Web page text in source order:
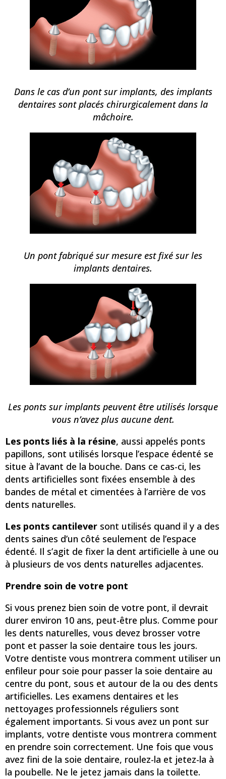
Dans le cas d’un pont sur implants, des implants
dentaires sont placés chirurgicalement dans la
mâchoire.
Un pont fabriqué sur mesure est fixé sur les
implants dentaires.
Les ponts sur implants peuvent être utilisés lorsque
vous n’avez plus aucune dent.
Les ponts liés à la résine, aussi appelés ponts
papillons, sont utilisés lorsque l’espace édenté se
situe à l’avant de la bouche. Dans ce cas-ci, les
dents artificielles sont fixées ensemble à des
bandes de métal et cimentées à l’arrière de vos
dents naturelles.
Les ponts cantilever sont utilisés quand il y a des
dents saines d’un côté seulement de l’espace
édenté. Il s’agit de fixer la dent artificielle à une ou
à plusieurs de vos dents naturelles adjacentes.
Prendre soin de votre pont
Si vous prenez bien soin de votre pont, il devrait
durer environ 10 ans, peut-être plus. Comme pour
les dents naturelles, vous devez brosser votre
pont et passer la soie dentaire tous les jours.
Votre dentiste vous montrera comment utiliser un
enfileur pour soie pour passer la soie dentaire au
centre du pont, sous et autour de la ou des dents
artificielles. Les examens dentaires et les
nettoyages professionnels réguliers sont
également importants. Si vous avez un pont sur
implants, votre dentiste vous montrera comment
en prendre soin correctement. Une fois que vous
avez fini de la soie dentaire, roulez-la et jetez-la à
la poubelle. Ne le jetez jamais dans la toilette.